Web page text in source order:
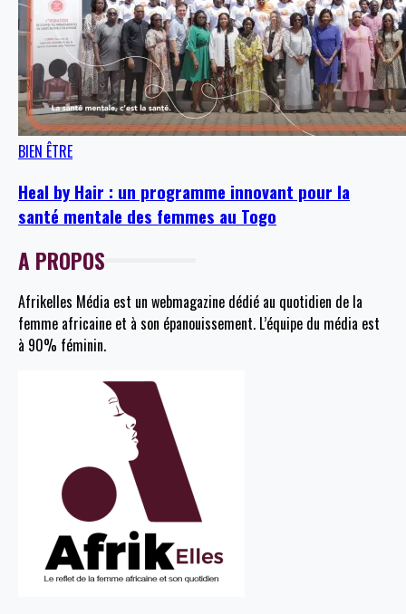
BIEN ÊTRE
Heal by Hair : un programme innovant pour la
santé mentale des femmes au Togo
A PROPOS
Afrikelles Média est un webmagazine dédié au quotidien de la
femme africaine et à son épanouissement. L’équipe du média est
à 90% féminin.